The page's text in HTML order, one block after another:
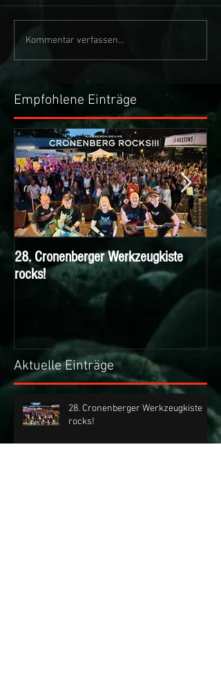
Kommentar verfassen...
Empfohlene Einträge
28. Cronenberger Werkzeugkiste
rocks!
Aktuelle Einträge
28. Cronenberger Werkzeugkiste
rocks!